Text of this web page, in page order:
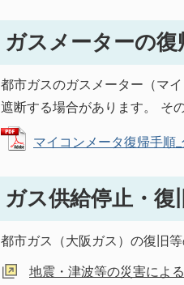
ガスメーターの復
都市ガスのガスメーター（マ
遮断する場合があります。 そ
マイコンメータ復帰手順
ガス供給停止・復
都市ガス（大阪ガス）の復旧
地震・津波等の災害によ